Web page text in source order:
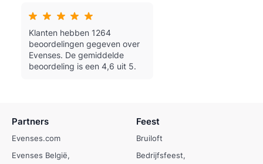
Klanten hebben 1264
beoordelingen gegeven over
Evenses. De gemiddelde
beoordeling is een 4,6 uit 5.
Partners
Evenses.com
Evenses België
Feest
Bruiloft
Bedrijfsfeest